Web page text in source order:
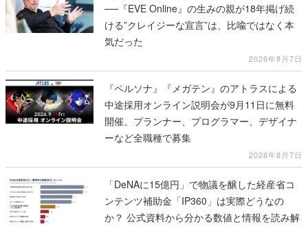
──『EVE Online』の生みの親が18年掲げ続
ける”クレイジーな宣言”は、比喩ではなく本
気だった
2026年8月7日
『ペルソナ』『メガテン』のアトラスによる
中途採用オンライン説明会が9月11日に無料
開催。プランナー、プログラマー、デザイナ
ーなど全職種で募集
2026年8月7日
「DeNAに15億円」で物議を醸した経産省コ
ンテンツ補助金「IP360」は実際どうなの
か？ 公式資料から分かる数値と情報を読み解